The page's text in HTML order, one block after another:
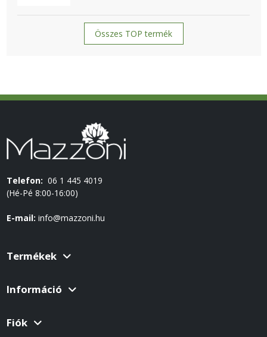
Összes TOP termék
Telefon: 06 1 445 4019
(Hé-Pé 8:00-16:00)
E-mail: info@mazzoni.hu
Termékek
Információ
Fiók